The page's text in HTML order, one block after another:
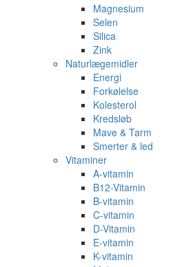
Magnesium
Selen
Silica
Zink
Naturlægemidler
Energi
Forkølelse
Kolesterol
Kredsløb
Mave & Tarm
Smerter & led
Vitaminer
A-vitamin
B12-Vitamin
B-vitamin
C-vitamin
D-Vitamin
E-vitamin
K-vitamin